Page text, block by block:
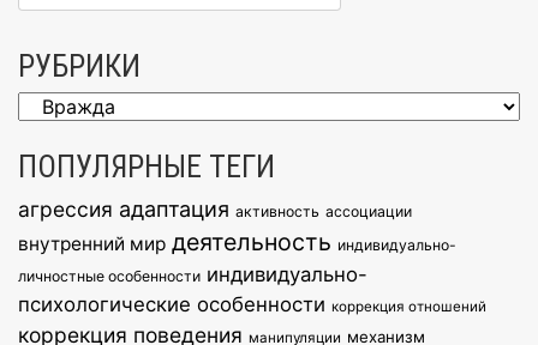
РУБРИКИ
Рубрики
ПОПУЛЯРНЫЕ ТЕГИ
агрессия адаптация активность ассоциации
внутренний мир деятельность индивидуально-
личностные особенности индивидуально-
психологические особенности коррекция отношений
коррекция поведения манипуляции механизм